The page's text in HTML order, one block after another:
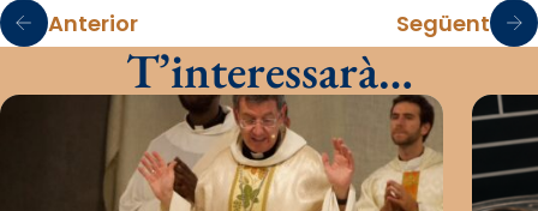
Anterior Següent
T’interessarà…